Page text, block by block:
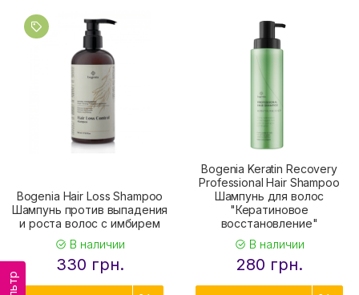
Bogenia Hair Loss Shampoo
Шампунь против выпадения
и роста волос с имбирем
В наличии
330 грн.
Bogenia Keratin Recovery
Professional Hair Shampoo
Шампунь для волос
"Кератиновое
восстановление"
В наличии
280 грн.